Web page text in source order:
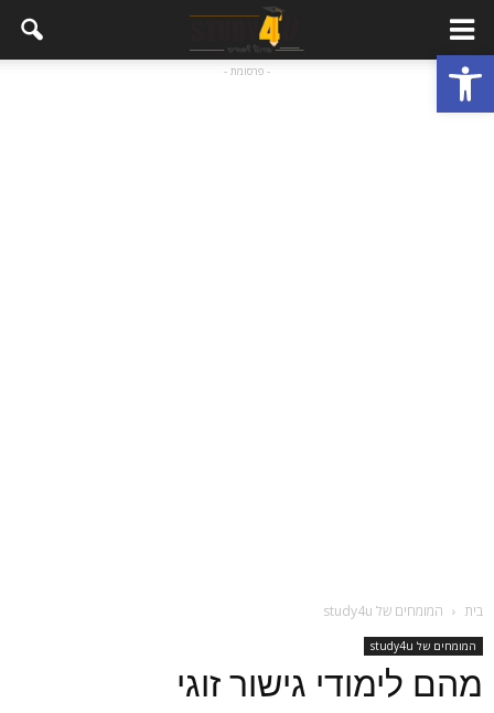
פתח סרגל נגישות - פרסומת -
בית המומחים של study4u
המומחים של study4u
מהם לימודי גישור זוגי